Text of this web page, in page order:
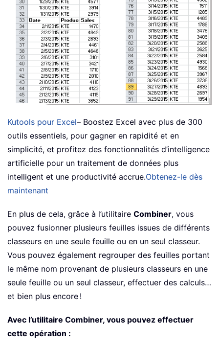
Kutools pour Excel– Boostez Excel avec plus de 300
outils essentiels, pour gagner en rapidité et en
simplicité, et profitez des fonctionnalités d’intelligence
artificielle pour un traitement de données plus
intelligent et une productivité accrue.Obtenez-le dès
maintenant
En plus de cela, grâce à l’utilitaire Combiner, vous
pouvez fusionner plusieurs feuilles issues de différents
classeurs en une seule feuille ou en un seul classeur.
Vous pouvez également regrouper des feuilles portant
le même nom provenant de plusieurs classeurs en une
seule feuille ou un seul classeur, effectuer des calculs…
et bien plus encore !
Avec l’utilitaire Combiner, vous pouvez effectuer
cette opération :